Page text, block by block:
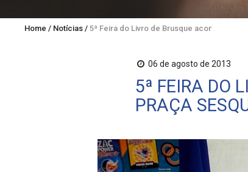
Home / Notícias / 5ª Feira do Livro de Brusque acontece até
06 de agosto de 2013
5ª FEIRA DO
PRAÇA